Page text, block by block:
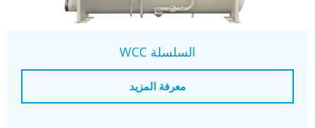
السلسلة WCC
معرفة المزيد